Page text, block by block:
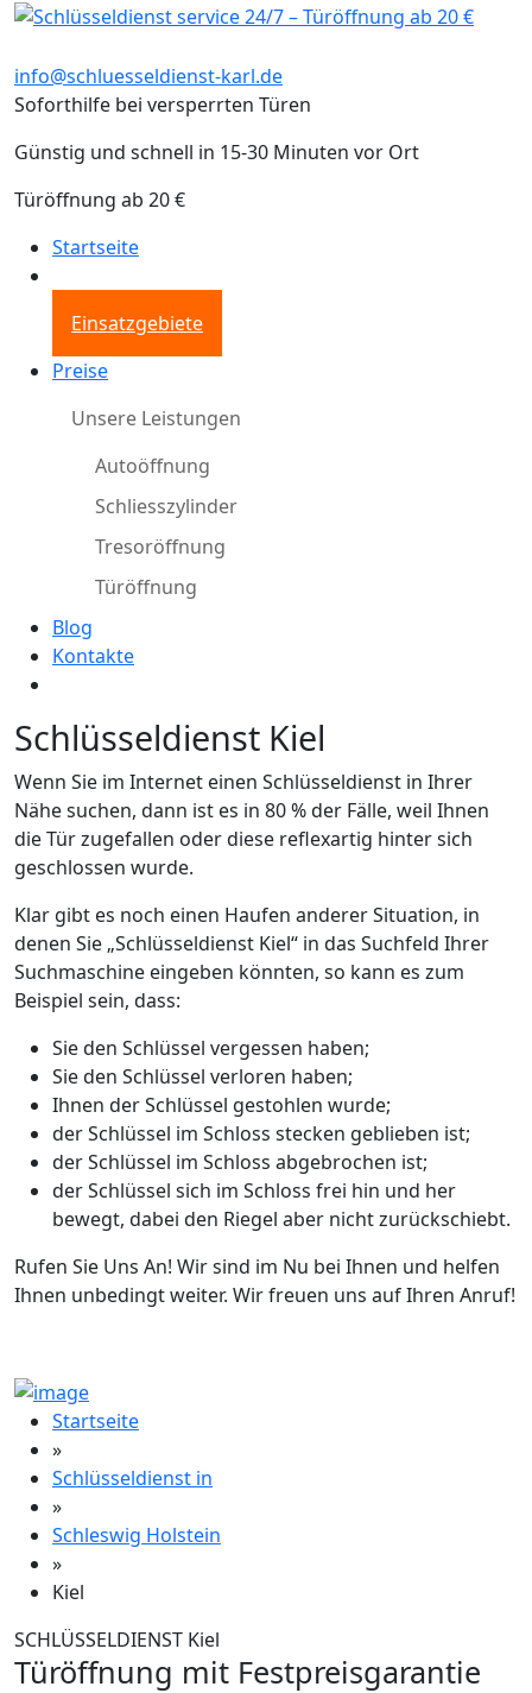
info@schluesseldienst-karl.de
Soforthilfe bei versperrten Türen
Günstig und schnell in 15-30 Minuten vor Ort
Türöffnung ab 20 €
Startseite
Einsatzgebiete
Preise
Unsere Leistungen
Autoöffnung
Schliesszylinder
Tresoröffnung
Türöffnung
Blog
Kontakte
Schlüsseldienst Kiel
Wenn Sie im Internet einen Schlüsseldienst in Ihrer
Nähe suchen, dann ist es in 80 % der Fälle, weil Ihnen
die Tür zugefallen oder diese reflexartig hinter sich
geschlossen wurde.
Klar gibt es noch einen Haufen anderer Situation, in
denen Sie „Schlüsseldienst Kiel“ in das Suchfeld Ihrer
Suchmaschine eingeben könnten, so kann es zum
Beispiel sein, dass:
Sie den Schlüssel vergessen haben;
Sie den Schlüssel verloren haben;
Ihnen der Schlüssel gestohlen wurde;
der Schlüssel im Schloss stecken geblieben ist;
der Schlüssel im Schloss abgebrochen ist;
der Schlüssel sich im Schloss frei hin und her
bewegt, dabei den Riegel aber nicht zurückschiebt.
Rufen Sie Uns An! Wir sind im Nu bei Ihnen und helfen
Ihnen unbedingt weiter. Wir freuen uns auf Ihren Anruf!
Startseite
»
Schlüsseldienst in
»
Schleswig Holstein
»
Kiel
SCHLÜSSELDIENST Kiel
Türöffnung mit Festpreisgarantie